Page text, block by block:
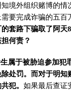
境外组织赌博的情
要完成诈骗的五百
套路下骗取了阿天
何责？
属于被胁迫参加犯
处罚。而对于明知
犯。 如果最后查证